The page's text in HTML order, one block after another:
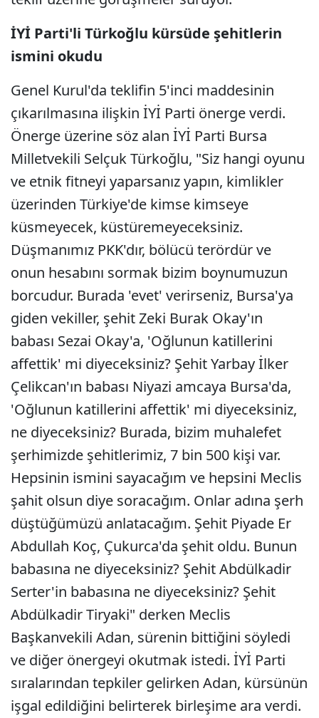
İYİ Parti'li Türkoğlu kürsüde şehitlerin
ismini okudu
Genel Kurul'da teklifin 5'inci maddesinin
çıkarılmasına ilişkin İYİ Parti önerge verdi.
Önerge üzerine söz alan İYİ Parti Bursa
Milletvekili Selçuk Türkoğlu, "Siz hangi oyunu
ve etnik fitneyi yaparsanız yapın, kimlikler
üzerinden Türkiye'de kimse kimseye
küsmeyecek, küstüremeyeceksiniz.
Düşmanımız PKK'dır, bölücü terördür ve
onun hesabını sormak bizim boynumuzun
borcudur. Burada 'evet' verirseniz, Bursa'ya
giden vekiller, şehit Zeki Burak Okay'ın
babası Sezai Okay'a, 'Oğlunun katillerini
affettik' mi diyeceksiniz? Şehit Yarbay İlker
Çelikcan'ın babası Niyazi amcaya Bursa'da,
'Oğlunun katillerini affettik' mi diyeceksiniz,
ne diyeceksiniz? Burada, bizim muhalefet
şerhimizde şehitlerimiz, 7 bin 500 kişi var.
Hepsinin ismini sayacağım ve hepsini Meclis
şahit olsun diye soracağım. Onlar adına şerh
düştüğümüzü anlatacağım. Şehit Piyade Er
Abdullah Koç, Çukurca'da şehit oldu. Bunun
babasına ne diyeceksiniz? Şehit Abdülkadir
Serter'in babasına ne diyeceksiniz? Şehit
Abdülkadir Tiryaki" derken Meclis
Başkanvekili Adan, sürenin bittiğini söyledi
ve diğer önergeyi okutmak istedi. İYİ Parti
sıralarından tepkiler gelirken Adan, kürsünün
işgal edildiğini belirterek birleşime ara verdi.